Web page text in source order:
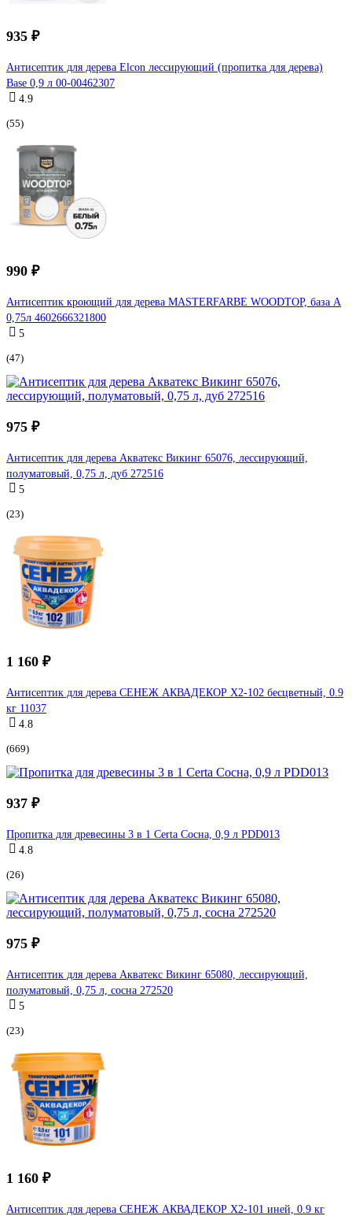
935 ₽
Антисептик для дерева Elcon лессирующий (пропитка для дерева)
Base 0,9 л 00-00462307
4.9
(55)
990 ₽
Антисептик кроющий для дерева MASTERFARBE WOODTOP, база А
0,75л 4602666321800
5
(47)
975 ₽
Антисептик для дерева Акватекс Викинг 65076, лессирующий,
полуматовый, 0,75 л, дуб 272516
5
(23)
1 160 ₽
Антисептик для дерева СЕНЕЖ АКВАДЕКОР Х2-102 бесцветный, 0.9
кг 11037
4.8
(669)
937 ₽
Пропитка для древесины 3 в 1 Certa Сосна, 0,9 л PDD013
4.8
(26)
975 ₽
Антисептик для дерева Акватекс Викинг 65080, лессирующий,
полуматовый, 0,75 л, сосна 272520
5
(23)
1 160 ₽
Антисептик для дерева СЕНЕЖ АКВАДЕКОР Х2-101 иней, 0.9 кг